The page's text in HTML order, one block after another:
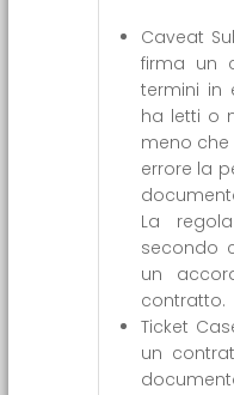
Caveat
firma un
termini in
ha letti o
meno che
errore la
La
secondo
un
contratto.
Ticket
un